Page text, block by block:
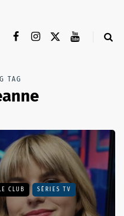
TAG
CLUB SÉRIES TV